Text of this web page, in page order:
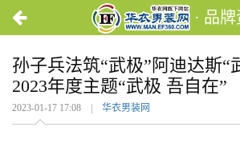
· 品牌
孙子兵法筑“武极”阿迪达斯“
2023年度主题“武极 吾自在”
2023-01-17 17:08 | 华衣男装网